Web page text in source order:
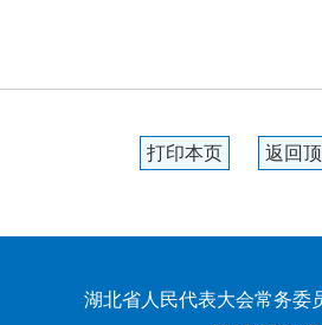
打印本页 返回
湖北省人民代表大会常务委